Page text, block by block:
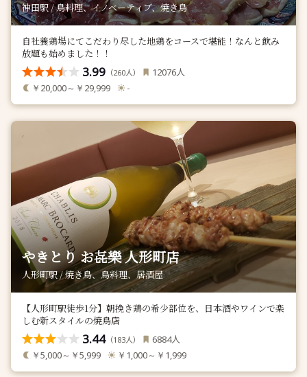
神田駅 / 鳥料理、イノベーティブ、焼き鳥
自社養鶏場にてこだわり尽した地鶏をコースで堪能！なんと飲み
放題も始めました！！
3.99 （260人） 12076人
￥20,000～￥29,999 -
やきとり お㐂樂 人形町店
人形町駅 / 焼き鳥、鳥料理、居酒屋
【人形町駅徒歩1分】朝挽き鶏の希少部位を、日本酒やワインで楽
しむ新スタイルの焼鳥店
3.44（183人） 6884人
￥5,000～￥5,999 ￥1,000～￥1,999